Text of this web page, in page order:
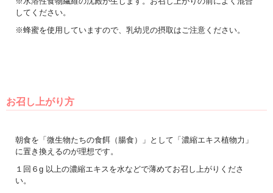
してください。
※蜂蜜を使用していますので、乳幼児の摂取はご注意ください。
お召し上がり方
朝食を「微生物たちの食餌（腸食）」として「濃縮エキス植物力」
に置き換えるのが理想です。
１回６g 以上の濃縮エキスを水などで薄めてお召し上がりくださ
い。